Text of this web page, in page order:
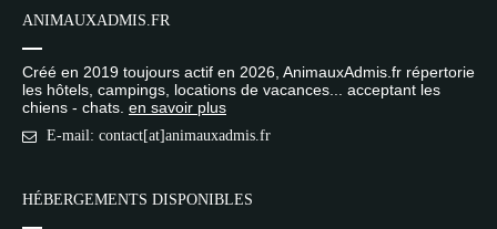
ANIMAUXADMIS.FR
Créé en 2019 toujours actif en 2026, AnimauxAdmis.fr répertorie
les hôtels, campings, locations de vacances... acceptant les
chiens - chats. en savoir plus
E-mail: contact[at]animauxadmis.fr
HÉBERGEMENTS DISPONIBLES